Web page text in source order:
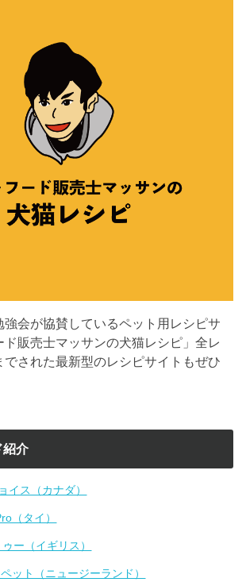
強会が協賛しているペット用レシピサ
ド販売士マッサンの犬猫レシピ」全レ
でされた最新型のレシピサイトもぜひ
紹介
イス（カナダ）
（タイ）
ー（イギリス）
ット（ニュージーランド）